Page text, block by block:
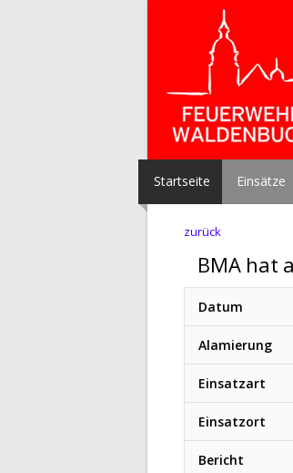
Startseite Einsätze
zurück
BMA hat
Datum
Alamierung
Einsatzart
Einsatzort
Bericht